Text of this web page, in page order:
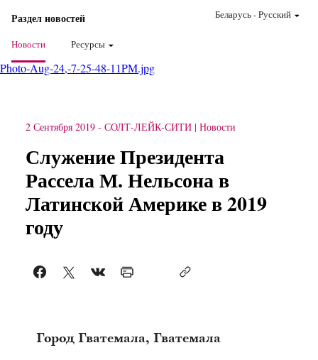
Раздел новостей
Новости Ресурсы
Беларусь-Pусский
Photo-Aug-24,-7-25-48-11PM.jpg
2 Сентября 2019 - СОЛТ-ЛЕЙК-СИТИ Новости
Служение Президента
Рассела М. Нельсона в
Латинской Америке в 2019
году
Город Гватемала, Гватемала